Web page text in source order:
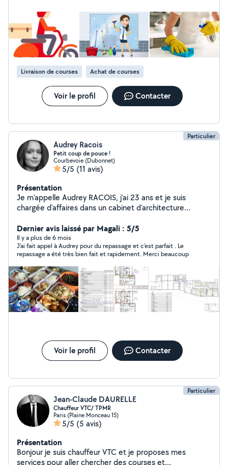
Livraison de courses Achat de courses
Voir le profil Contacter
Particulier
Audrey Racois
Petit coup de pouce !
Courbevoie (Dubonnet)
5/5 (11 avis)
Présentation
Je m'appelle Audrey RACOIS, j'ai 23 ans et je suis
chargée d'affaires dans un cabinet d'architecture
afin d'arrondir mes fins de mois et d'aider des personnes
dans les domaines suivants: Architecture: -réalisation de
plan 2D/3D -réalisation de planning de chantier +
consultation d'entreprise Service à la personne: -garde
d'enfants occasionnelle -grand ménage (lavage des sols,
vitres, vaisselles, linge, repassage...) disponible
uniquement les weekend -repassage (à mon domicile) -
préparation de repas régulier (meal prep) -réalisation de
gâteaux (amateur) Si vous êtes intéressé par une de
Dernier avis laissé par Magali : 5/5
Il y a plus de 6 mois
J’ai fait appel à Audrey pour du repassage et c’est parfait . Le
repassage a été très bien fait et rapidement. Merci beaucoup
Voir le profil Contacter
Particulier
Jean-Claude DAURELLE
Chauffeur VTC/ TPMR
Paris (Plaine Monceau 15)
5/5 (5 avis)
Présentation
Bonjour je suis chauffeur VTC et je proposes mes
services pour aller chercher des courses et